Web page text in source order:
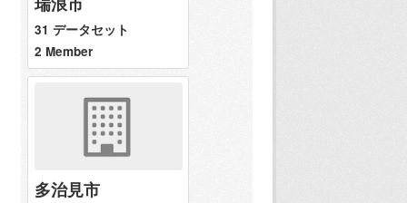
31 データセット
2 Member
多治見市